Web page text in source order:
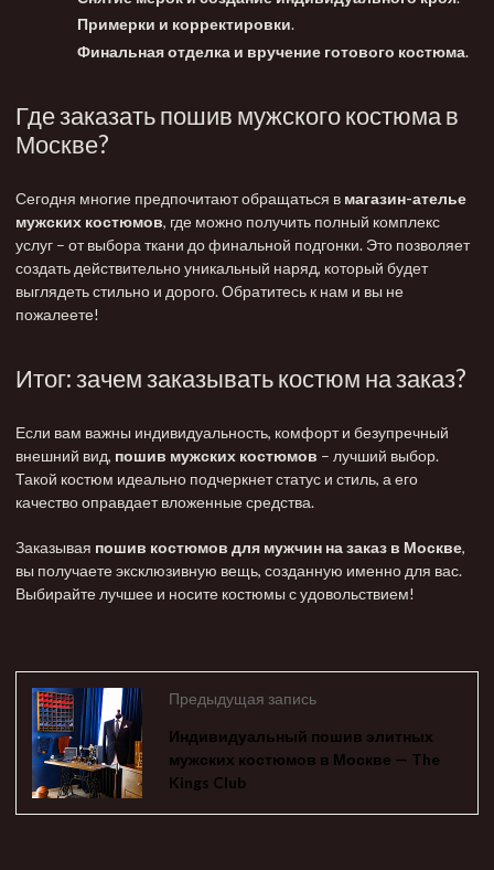
Примерки и корректировки.
Финальная отделка и вручение готового костюма.
Где заказать пошив мужского костюма в
Москве?
Сегодня многие предпочитают обращаться в магазин-ателье
мужских костюмов, где можно получить полный комплекс
услуг – от выбора ткани до финальной подгонки. Это позволяет
создать действительно уникальный наряд, который будет
выглядеть стильно и дорого. Обратитесь к нам и вы не
пожалеете!
Итог: зачем заказывать костюм на заказ?
Если вам важны индивидуальность, комфорт и безупречный
внешний вид, пошив мужских костюмов – лучший выбор.
Такой костюм идеально подчеркнет статус и стиль, а его
качество оправдает вложенные средства.
Заказывая пошив костюмов для мужчин на заказ в Москве,
вы получаете эксклюзивную вещь, созданную именно для вас.
Выбирайте лучшее и носите костюмы с удовольствием!
Предыдущая запись
Индивидуальный пошив элитных
мужских костюмов в Москве — The
Kings Club